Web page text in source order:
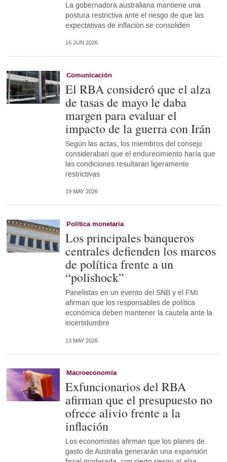
La gobernadora australiana mantiene una
postura restrictiva ante el riesgo de que las
expectativas de inflación se consoliden
16 JUN 2026
Comunicación
El RBA consideró que el alza
de tasas de mayo le daba
margen para evaluar el
impacto de la guerra con Irán
Según las actas, los miembros del consejo
consideraban que el endurecimiento haría que
las condiciones resultaran ligeramente
restrictivas
19 MAY 2026
Política monetaria
Los principales banqueros
centrales defienden los marcos
de política frente a un
“polishock”
Panelistas en un evento del SNB y el FMI
afirman que los responsables de política
económica deben mantener la cautela ante la
incertidumbre
13 MAY 2026
Macroeconomía
Exfuncionarios del RBA
afirman que el presupuesto no
ofrece alivio frente a la
inflación
Los economistas afirman que los planes de
gasto de Australia generarán una expansión